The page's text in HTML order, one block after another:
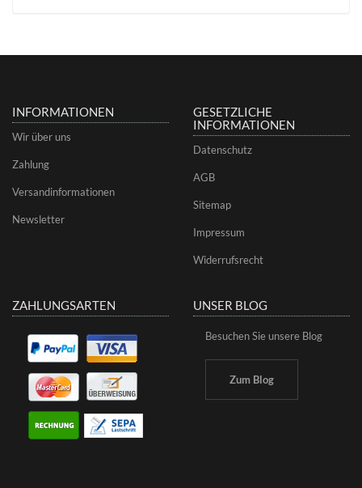
INFORMATIONEN
Wir über uns
Zahlung
Versandinformationen
Newsletter
GESETZLICHE
INFORMATIONEN
Datenschutz
AGB
Sitemap
Impressum
Widerrufsrecht
ZAHLUNGSARTEN UNSER BLOG
Besuchen Sie unsere Blog
Zum Blog